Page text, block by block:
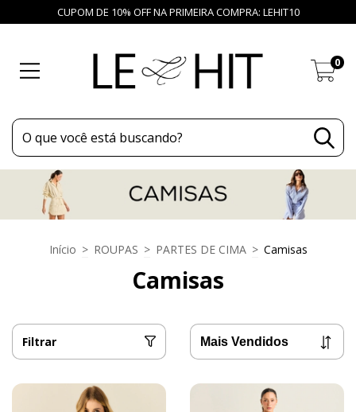
CUPOM DE 10% OFF NA PRIMEIRA COMPRA: LEHIT10
0
Início > ROUPAS > PARTES DE CIMA > Camisas
Camisas
Filtrar